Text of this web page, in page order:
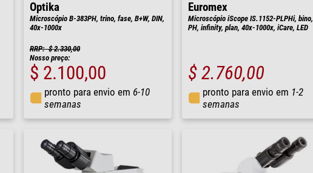
Optika
Microscópio B-383PH, trino, fase, B+W, DIN,
40x-1000x
RRP: $ 2.330,00
Nosso preço:
$ 2.100,00
pronto para envio em 6-10
semanas
Euromex
Microscópio iScope IS.1152-PLPHi, bino,
PH, infinity, plan, 40x-1000x, iCare, LED
$ 2.760,00
pronto para envio em 1-2
semanas